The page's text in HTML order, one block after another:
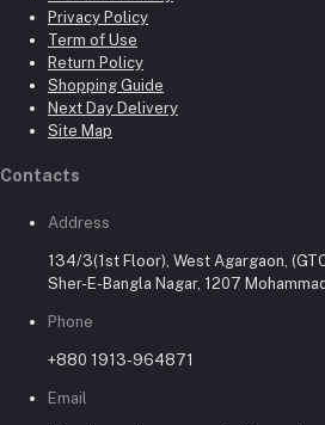
Privacy Policy
Term of Use
Return Policy
Shopping Guide
Next Day Delivery
Site Map
Contacts
Address
134/3(1st Floor), West Agargaon,
Sher-E-Bangla Nagar, 1207
Phone
+880 1913-964871
Email